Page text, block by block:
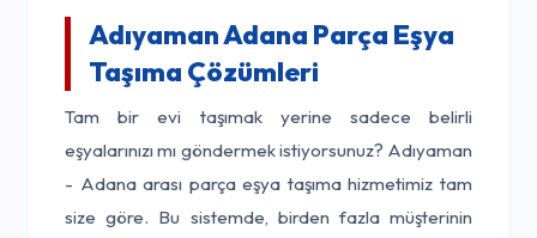
Adıyaman Adana Parça Eşya
Taşıma Çözümleri
Tam bir evi taşımak yerine sadece belirli
eşyalarınızı mı göndermek istiyorsunuz? Adıyaman
- Adana arası parça eşya taşıma hizmetimiz tam
size göre. Bu sistemde, birden fazla müşterinin